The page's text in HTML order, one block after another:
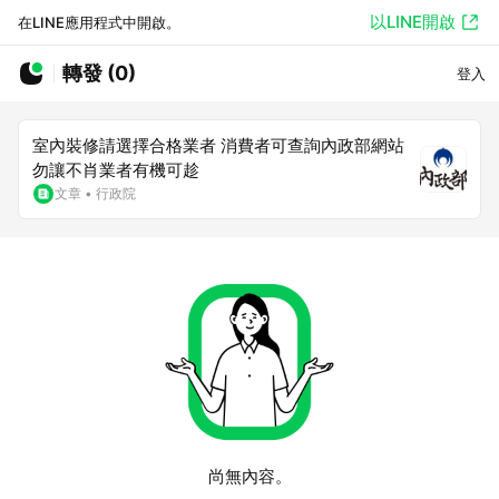
在LINE應用程式中開啟。 以LINE開啟
轉發 (0) 登入
室內裝修請選擇合格業者 消費者可查詢內政部網站
勿讓不肖業者有機可趁
文章 • 行政院
尚無內容。